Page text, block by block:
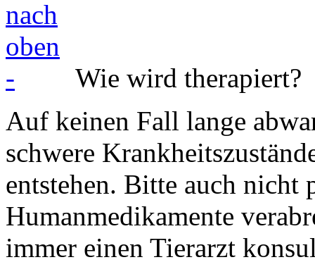
Wie wird therapiert?
Auf keinen Fall lange
schwere
entstehen. Bitte auch nicht
Humanmedikamente
immer einen Tierarzt